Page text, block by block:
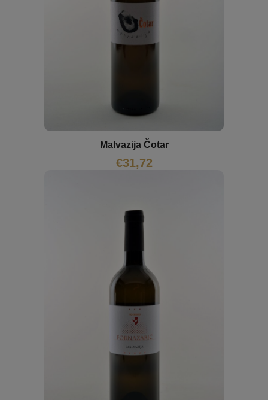
Malvazija Čotar
€31,72